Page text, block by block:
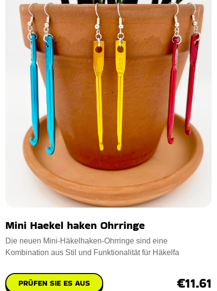
Mini Haekel haken Ohrringe
Die neuen Mini-Häkelhaken-Ohrringe sind eine
Kombination aus Stil und Funktionalität für Häkelfa
PRÜFEN SIE ES AUS €11.61